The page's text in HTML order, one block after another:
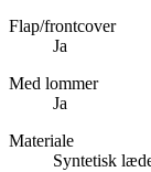
Flap/frontcover
Ja
Med lommer
Ja
Materiale
Syntetisk